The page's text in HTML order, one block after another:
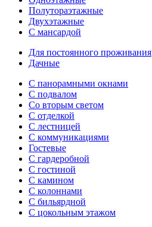
Полутораэтажные
Двухэтажные
С мансардой
Для постоянного проживания
Дачные
С панорамными окнами
С подвалом
Со вторым светом
С отделкой
С лестницей
С коммуникациями
Гостевые
С гардеробной
С гостиной
С камином
С колоннами
С бильярдной
С цокольным этажом